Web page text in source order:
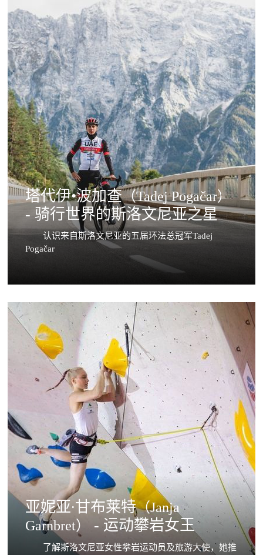
塔代伊•波加查（Tadej Pogačar）
- 骑行世界的斯洛文尼亚之星
认识来自斯洛文尼亚的五届环法总冠军Tadej
Pogačar
亚妮亚·甘布莱特（Janja
Garnbret）
- 运动攀岩女王
了解斯洛文尼亚女性攀岩运动员及旅游大使，她推